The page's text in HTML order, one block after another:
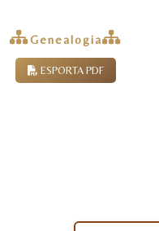
Genealogia
ESPORTA PDF